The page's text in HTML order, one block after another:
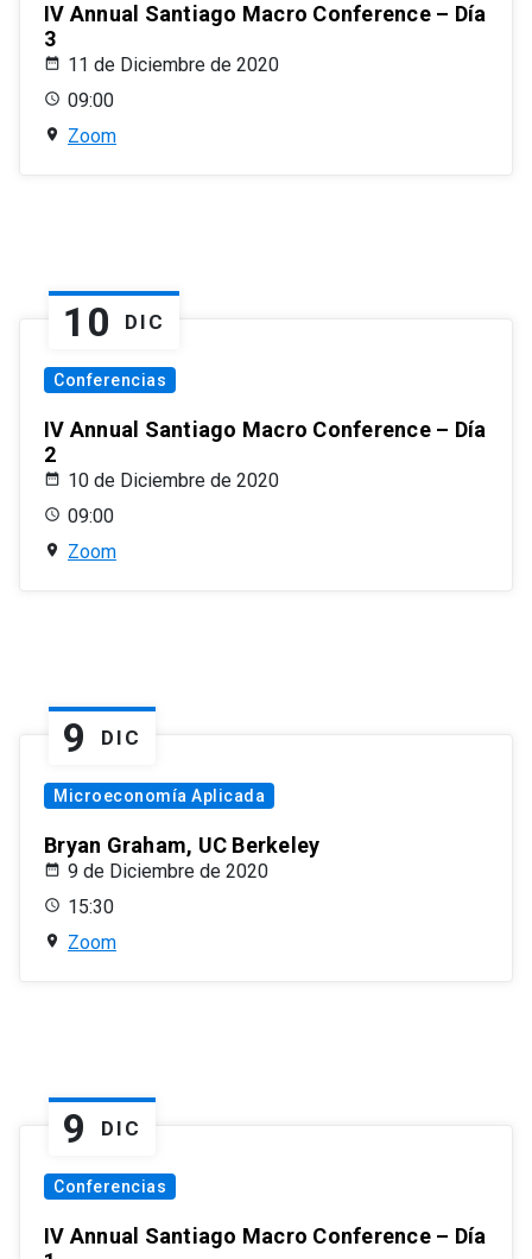
IV Annual Santiago Macro Conference – Día
3
11 de Diciembre de 2020
09:00
Zoom
10 DIC
Conferencias
IV Annual Santiago Macro Conference – Día
2
10 de Diciembre de 2020
09:00
Zoom
9 DIC
Microeconomía Aplicada
Bryan Graham, UC Berkeley
9 de Diciembre de 2020
15:30
Zoom
9 DIC
Conferencias
IV Annual Santiago Macro Conference – Día